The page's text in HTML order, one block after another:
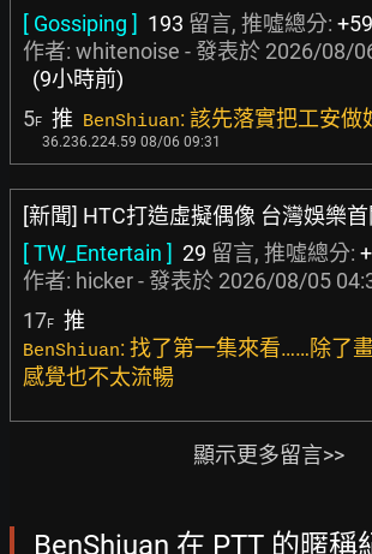
[ Gossiping ] 193 留言, 推噓總分: +59
作者: whitenoise - 發表於 2026/08/
(9小時前)
5F 推 BenShiuan: 該先落實把工安做
36.236.224.59 08/06 09:31
[新聞] HTC打造虛擬偶像 台灣娛樂
[ TW_Entertain ] 29 留言, 推噓總分:
作者: hicker- 發表於 2026/08/05
17F 推
BenShiuan: 找了第一集來看……除了
感覺也不太流暢
顯示更多留言>>
BenShiuan 在 PTT 的暱稱